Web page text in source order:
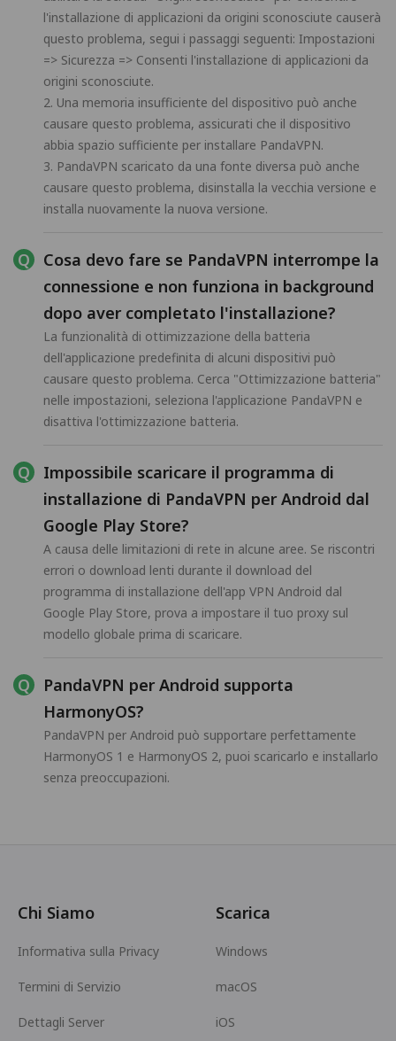
l'installazione di applicazioni da origini sconosciute causerà
questo problema, segui i passaggi seguenti: Impostazioni
=> Sicurezza => Consenti l'installazione di applicazioni da
origini sconosciute.
2. Una memoria insufficiente del dispositivo può anche
causare questo problema, assicurati che il dispositivo
abbia spazio sufficiente per installare PandaVPN.
3. PandaVPN scaricato da una fonte diversa può anche
causare questo problema, disinstalla la vecchia versione e
installa nuovamente la nuova versione.
Cosa devo fare se PandaVPN interrompe la
connessione e non funziona in background
dopo aver completato l'installazione?
La funzionalità di ottimizzazione della batteria
dell'applicazione predefinita di alcuni dispositivi può
causare questo problema. Cerca "Ottimizzazione batteria"
nelle impostazioni, seleziona l'applicazione PandaVPN e
disattiva l'ottimizzazione batteria.
Impossibile scaricare il programma di
installazione di PandaVPN per Android dal
Google Play Store?
A causa delle limitazioni di rete in alcune aree. Se riscontri
errori o download lenti durante il download del
programma di installazione dell'app VPN Android dal
Google Play Store, prova a impostare il tuo proxy sul
modello globale prima di scaricare.
PandaVPN per Android supporta
HarmonyOS?
PandaVPN per Android può supportare perfettamente
HarmonyOS 1 e HarmonyOS 2, puoi scaricarlo e installarlo
senza preoccupazioni.
Chi Siamo
Informativa sulla Privacy
Termini di Servizio
Dettagli Server
Scarica
Windows
macOS
iOS